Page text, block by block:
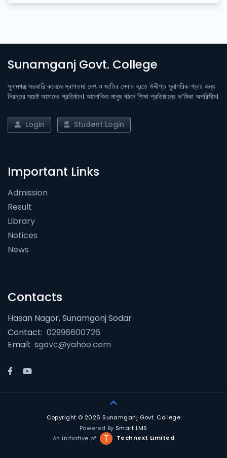
Sunamganj Govt. College
সুনামগঞ্জ সরকারি কলেজে স্বাগতম। দেশ ও জাতির সেবার ব্রতে উদ্দীপ্ত সুনাগরিক গড়ার জন্য
নিরন্তর সচেষ্ট আমাদের প্রতিষ্ঠান। আলোকিত মানুষ গঠনে শিক্ষা প্রতিষ্ঠানের ভ’মিকা অপরিসীম।
Login Student Login
Important Links
Admission
Result
Library
Notices
News
Contacts
Hasan Nagor, Sunamgonj Sodar
Contact: 02996600726
Email: sgovc@yahoo.com
Copyright © 2026 Sunamganj Govt. College
Powered By Smart LMS
An initiative of
Technext Limited